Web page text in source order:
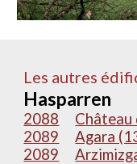
Les autres
Hasparren
2088
Château
2089
Agara
2089